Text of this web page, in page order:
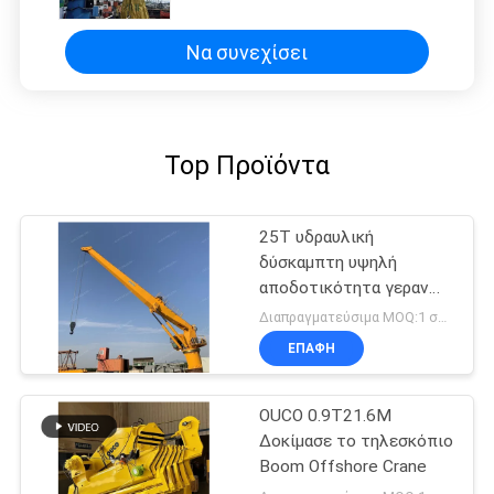
Να συνεχίσει
Top Προϊόντα
25T υδραυλική
δύσκαμπτη υψηλή
αποδοτικότητα γερανών
βραχιόνων θαλάσσια
ηλεκτρική για βαρέων
καθηκόντων
Διαπραγματεύσιμα MOQ:1 σύνολο
ΕΠΑΦΉ
OUCO 0.9T21.6M
Δοκίμασε το τηλεσκόπιο
Boom Offshore Crane